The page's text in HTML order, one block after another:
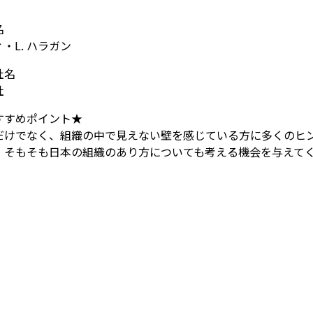
・L. ハラガン
名
めポイント★
けでなく、組織の中で見えない壁を感じている方に多くのヒ
そもそも日本の組織のあり方についても考える機会を与えて